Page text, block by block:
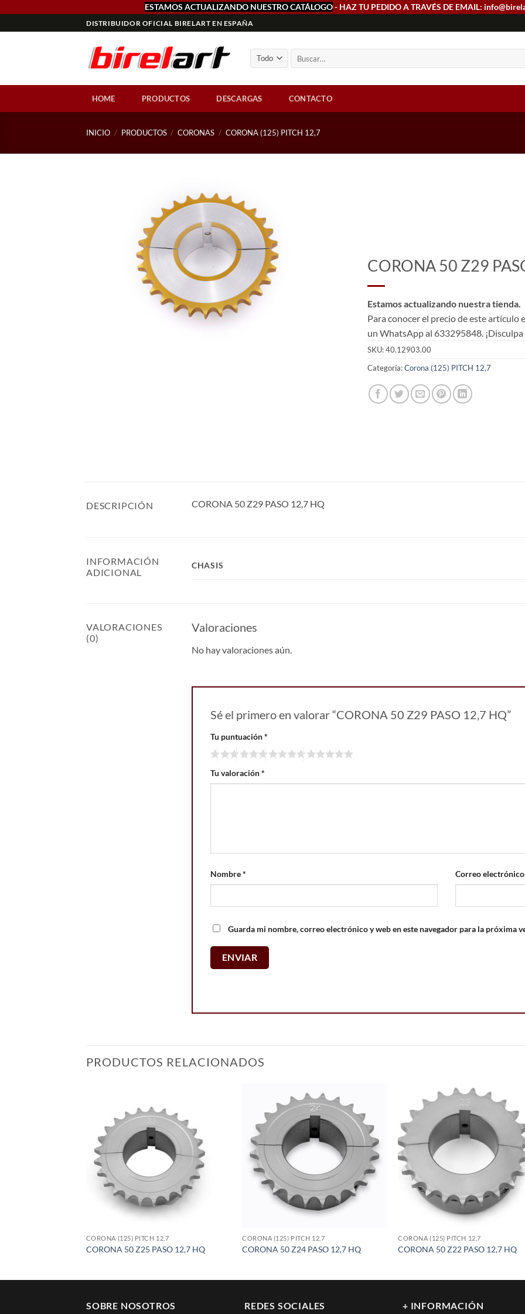
ESTAMOS ACTUALIZANDO NUESTRO CATÁLOGO- HAZ TU PEDIDO A TRAVÉS DE EMAIL:
al
DISTRIBUIDOR OFICIAL BIRELART EN ESPAÑA
HOME PRODUCTOS DESCARGAS CONTACTO
INICIO / PRODUCTOS / CORONAS / CORONA (125) PITCH 12,7
CORONA 50 Z29
Estamos actualizando nuestra tienda.
Para conocer el precio de este artículo
un WhatsApp al 633295848.
SKU:40.12903.00
Categoría:Corona (125) PITCH 12,7
DESCRIPCIÓN CORONA 50 Z29 PASO 12,7 HQ
INFORMACIÓN
ADICIONAL
CHASIS
VALORACIONES
(0)
Valoraciones
No hay valoraciones aún.
Sé el primero en valorar “CORONA 50 Z29 PASO 12,7 HQ”
Tu puntuación*
Tu valoración*
Nombre* Correo
Guarda mi nombre, correo electrónico y web en este navegador para la próxima
PRODUCTOS RELACIONADOS
CORONA (125) PITCH 12,7
CORONA 50 Z25 PASO 12,7 HQ
Add to
wishlist
CORONA (125) PITCH 12,7
CORONA 50 Z24 PASO 12,7 HQ
CORONA (125) PITCH 12,7
CORONA 50 Z22 PASO 12,7 HQ
SOBRE NOSOTROS REDES SOCIALES + INFORMACIÓN